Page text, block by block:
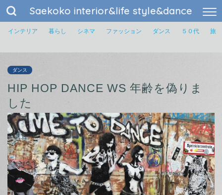
Saekoko interior&life style&dance
インテリア 暮らし シネマ ファッション ダンス ５０代 旅
ダンス
HIP HOP DANCE WS 年齢を偽りま
した